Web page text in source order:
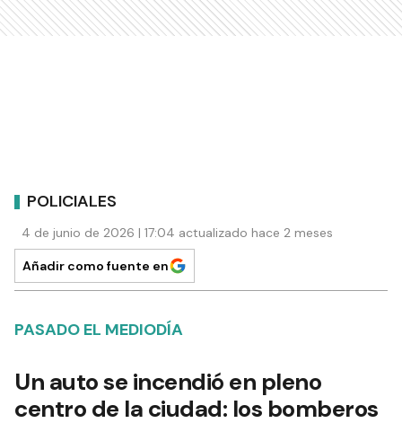
POLICIALES
4 de junio de 2026 | 17:04 actualizado hace 2 meses
Añadir como fuente en
PASADO EL MEDIODÍA
Un auto se incendió en pleno
centro de la ciudad: los bomberos